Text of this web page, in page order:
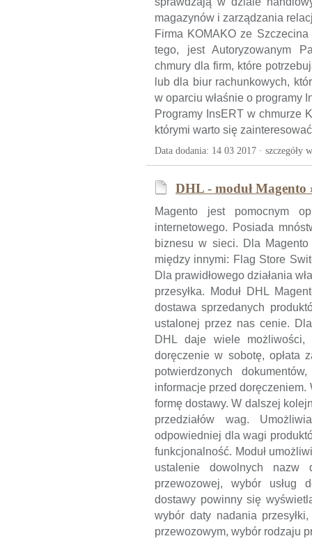
magazynów i zarządzania
Firma KOMAKO ze
tego, jest Autoryzowanym
chmury dla firm, które
lub dla biur rachunkowych,
w oparciu właśnie o programy
Programy InsERT w chmurze
którymi warto się
Data dodania: 14 03 2017 · szczegóły
DHL - moduł Magento
Magento jest pomocnym
internetowego. Posiada
biznesu w sieci. Dla
między innymi: Flag Store
Dla prawidłowego działania
przesyłka. Moduł DHL
dostawa sprzedanych
ustalonej przez nas cenie.
DHL daje wiele
doręczenie w sobotę, opłata
potwierdzonych
informacje przed doręczeniem.
formę dostawy. W dalszej
przedziałów wag.
odpowiedniej dla wagi
funkcjonalność. Moduł
ustalenie dowolnych nazw
przewozowej, wybór usług
dostawy powinny się
wybór daty nadania
przewozowym, wybór rodzaju